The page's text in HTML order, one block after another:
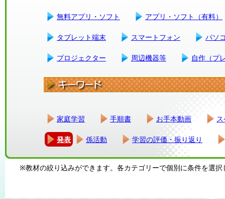
無料アプリ・ソフト アプリ・ソフト（有料）
タブレット端末 スマートフォン パソ
プロジェクター 周辺機器等 自作（プ
家庭学習 手順書 お手本動画
発表 係活動 学習の評価・振り返り
※教材の絞り込みができます。各カテゴリーで個別に条件を選択